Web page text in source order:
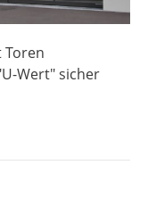
Toren
Wert" sicher